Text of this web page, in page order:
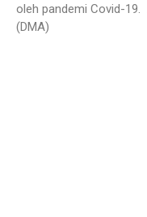
oleh pandemi Covid-19.
(DMA)